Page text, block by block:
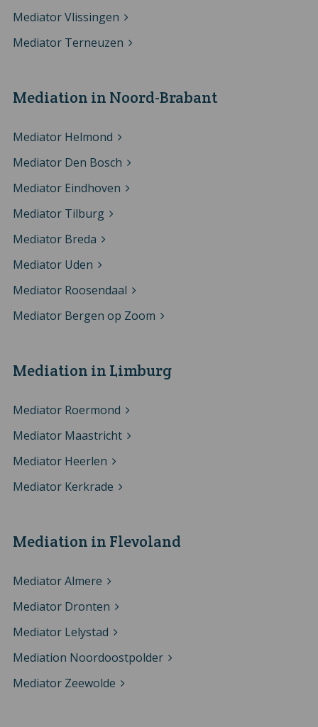
Mediator Vlissingen
Mediator Terneuzen
Mediation in Noord-Brabant
Mediator Helmond
Mediator Den Bosch
Mediator Eindhoven
Mediator Tilburg
Mediator Breda
Mediator Uden
Mediator Roosendaal
Mediator Bergen op Zoom
Mediation in Limburg
Mediator Roermond
Mediator Maastricht
Mediator Heerlen
Mediator Kerkrade
Mediation in Flevoland
Mediator Almere
Mediator Dronten
Mediator Lelystad
Mediation Noordoostpolder
Mediator Zeewolde